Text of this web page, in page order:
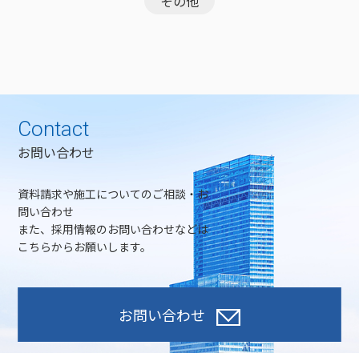
Contact
お問い合わせ
資料請求や施工についてのご相談・お
問い合わせ
また、採用情報のお問い合わせなどは
こちらからお願いします。
お問い合わせ